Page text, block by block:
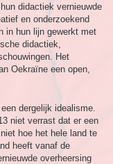
didactiek vernieuwde
en onderzoekend
in hun lijn gewerkt met
didactiek,
Het
Oekraïne een open,
dergelijk idealisme.
niet verrast dat er een
hoe het hele land te
heeft vanaf de
overheersing